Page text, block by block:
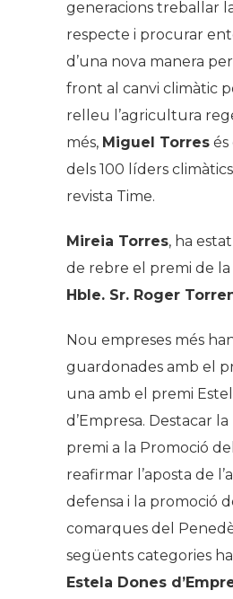
generacions treballar
respecte i procurar
d’una nova manera
front al canvi climàtic
relleu l’agricultura
més, Miguel Torres és
dels 100 líders
revista Time.
Mireia Torres, ha
de rebre el premi de la
Hble. Sr. Roger
Nou empreses més
guardonades amb el
una amb el premi
d’Empresa. Destacar
premi a la Promoció
reafirmar l’aposta de
defensa i la promoció
comarques del
següents categories
Estela Dones